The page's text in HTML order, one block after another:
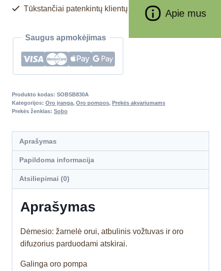
Apie mus
Tūkstančiai patenkintų klientų
Saugus apmokėjimas
Produkto kodas: SOBSB830A
Kategorijos: Oro įranga, Oro pompos, Prekės akvariumams
Prekės ženklas: Sobo
Aprašymas
Papildoma informacija
Atsiliepimai (0)
Aprašymas
Dėmesio: žarnelė orui, atbulinis vožtuvas ir oro
difuzorius parduodami atskirai.
Galinga oro pompa